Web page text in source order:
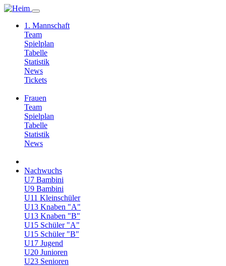
1. Mannschaft
Team
Spielplan
Tabelle
Statistik
News
Tickets
Frauen
Team
Spielplan
Tabelle
Statistik
News
Nachwuchs
U7 Bambini
U9 Bambini
U11 Kleinschüler
U13 Knaben "A"
U13 Knaben "B"
U15 Schüler "A"
U15 Schüler "B"
U17 Jugend
U20 Junioren
U23 Senioren